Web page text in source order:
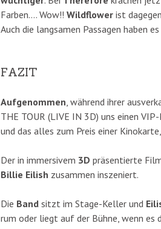
Farben…. Wow!! Wildflower ist
Auch die langsamen Passagen haben
FAZIT
Aufgenommen , während ihrer
THE TOUR (LIVE IN 3D) uns einen
und das alles zum Preis einer
Der in immersivem 3D präsentierte
Billie Eilish zusammen inszeniert.
Die Band sitzt im Stage-Keller und
rum oder liegt auf der Bühne, wenn es